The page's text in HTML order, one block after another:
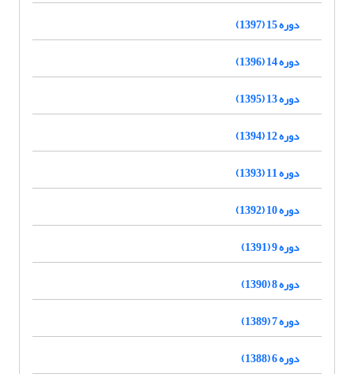
دوره 15 (1397)
دوره 14 (1396)
دوره 13 (1395)
دوره 12 (1394)
دوره 11 (1393)
دوره 10 (1392)
دوره 9 (1391)
دوره 8 (1390)
دوره 7 (1389)
دوره 6 (1388)